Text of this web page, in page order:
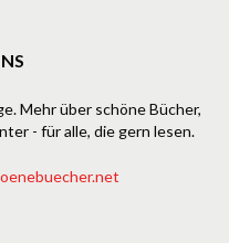
Mehr über schöne Bücher,
- für alle, die gern lesen.